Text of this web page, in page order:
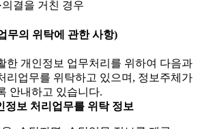
의결을 거친 경우
무의 위탁에 관한 사항)
개인정보 업무처리를 위하여 다음과
리업무를 위탁하고 있으며, 정보주체가
안내하고 있습니다.
정보 처리업무를 위탁 정보